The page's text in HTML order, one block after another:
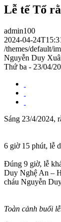
Lễ tế Tổ
admin100
2024-04-
/themes/default/
Nguyễn Duy
Thứ ba - 23/04/
Sáng 23/4/2024,
6 giờ 15 phút, lễ
Đúng 9 giờ, lễ
Duy Nghệ An –
cháu Nguyễn
Toàn cảnh buổi